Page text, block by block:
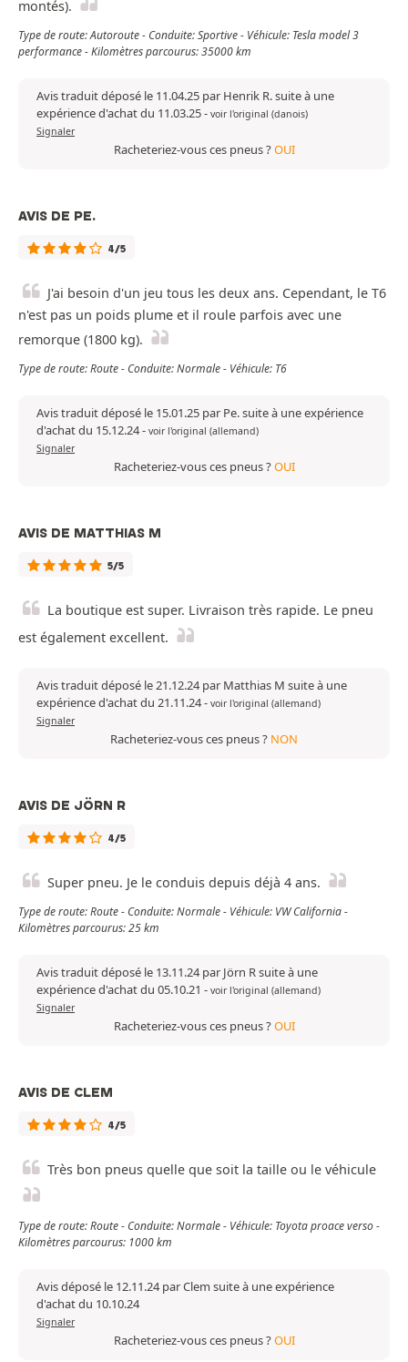
montés).
Type de route: Autoroute - Conduite: Sportive - Véhicule: Tesla model 3
performance - Kilomètres parcourus: 35000 km
Avis traduit déposé le 11.04.25 par Henrik R. suite à une
expérience d'achat du 11.03.25- voir l'original (danois)
Signaler
Racheteriez-vous ces pneus ?OUI
AVIS DE PE.
4/5
J'ai besoin d'un jeu tous les deux ans. Cependant, le T6
n'est pas un poids plume et il roule parfois avec une
remorque (1800 kg).
Type de route: Route - Conduite: Normale - Véhicule: T6
Avis traduit déposé le 15.01.25 par Pe. suite à une expérience
d'achat du 15.12.24- voir l'original (allemand)
Signaler
Racheteriez-vous ces pneus ?OUI
AVIS DE MATTHIAS M
5/5
La boutique est super. Livraison très rapide. Le pneu
est également excellent.
Avis traduit déposé le 21.12.24 par Matthias M suite à une
expérience d'achat du 21.11.24- voir l'original (allemand)
Signaler
Racheteriez-vous ces pneus ? NON
AVIS DE JÖRN R
4/5
Super pneu. Je le conduis depuis déjà 4 ans.
Type de route: Route - Conduite: Normale - Véhicule: VW California -
Kilomètres parcourus: 25 km
Avis traduit déposé le 13.11.24 par Jörn R suite à une
expérience d'achat du 05.10.21 - voir l'original (allemand)
Signaler
Racheteriez-vous ces pneus ?OUI
AVIS DE CLEM
4/5
Très bon pneus quelle que soit la taille ou le véhicule
Type de route: Route - Conduite: Normale - Véhicule: Toyota proace verso -
Kilomètres parcourus: 1000 km
Avis déposé le 12.11.24 par Clem suite à une expérience
d'achat du 10.10.24
Signaler
Racheteriez-vous ces pneus ?OUI